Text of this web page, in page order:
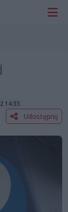
14:33
Udostępnij